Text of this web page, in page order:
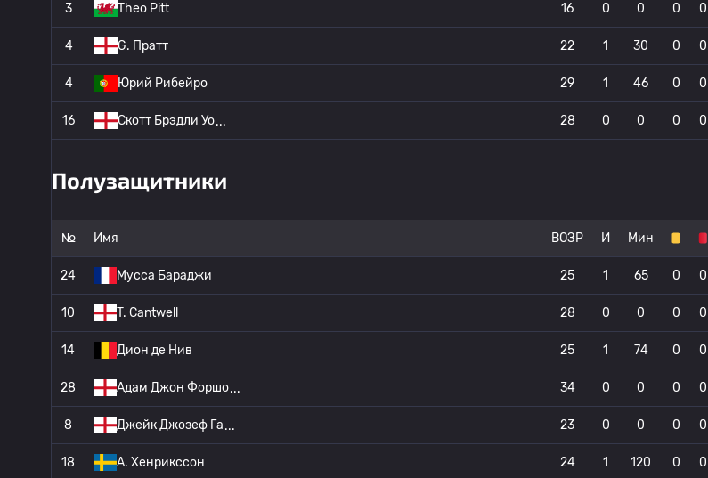
3 Theo Pitt 16 0 0 0 0
4 G. Пратт 22 1 30 0 0
4 Юрий Рибейро 29 1 46 0 0
16 Скотт Брэдли Уо 28 0 0 0 0
Полузащитники
№ Имя ВОЗР И Мин
24 Мусса Бараджи 25 1 65 0 0
10 T. Cantwell 28 0 0 0 0
14 Дион де Нив 25 1 74 0 0
28 Адам Джон Форшо 34 0 0 0 0
8 Джейк Джозеф Га 23 0 0 0 0
18 A. Хенрикссон 24 1 120 0 0